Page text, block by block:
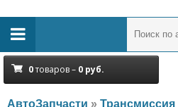
0товаров – 0 руб.
АвтоЗапчасти » Трансмиссия